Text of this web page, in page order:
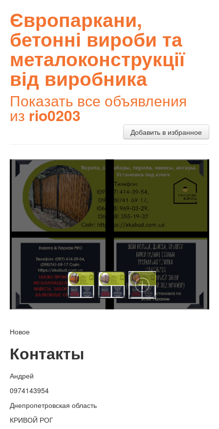
Європаркани,
бетонні вироби та
металоконструкції
від виробника
Показать все объявления
из rio0203
Добавить в избранное
Новое
Контакты
Андрей
0974143954
Днепропетровская область
КРИВОЙ РОГ